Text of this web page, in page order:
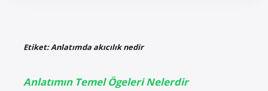
Etiket:Anlatımda akıcılık nedir
Anlatımın Temel Ögeleri Nelerdir